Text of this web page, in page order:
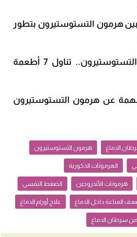
هرمون التستوستيرون بتطور
لدعم هرمون التستوستيرون.. تناول 7 أطعمة
عن هرمون التستوستيرون
الدماغ هرمون التستوستيرون
الهرمونات الذكورية
هرمونات الأندروجين الضغط النفسي
المناعة داخل الدماغ علاج أورام الدماغ
سرطان الدماغ